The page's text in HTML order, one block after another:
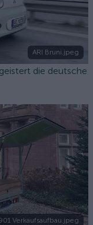
ARI Bruni.jpeg
die deutsche
Verkaufsaufbau.jpeg